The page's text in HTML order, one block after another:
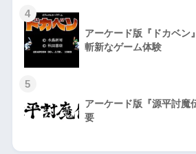
4
アーケード版『ドカベン
斬新なゲーム体験
5
アーケード版『源平討魔
要